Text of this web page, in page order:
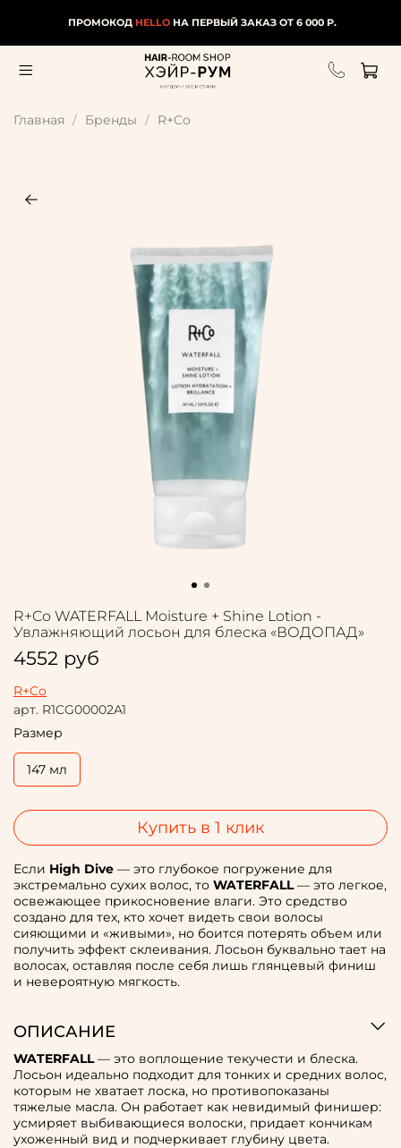
ПРОМОКОД HELLOНА ПЕРВЫЙ ЗАКАЗ ОТ 6 000 Р.
Главная Бренды R+Co
R+Co
арт. R1CG00002A1
R+Co WATERFALL Moisture + Shine Lotion -
Увлажняющий лосьон для блеска «ВОДОПАД»
4552 руб
Купить в 1 клик
Размер
147 мл
Если High Dive — это глубокое погружение для
экстремально сухих волос, то WATERFALL— это легкое,
освежающее прикосновение влаги. Это средство
создано для тех, кто хочет видеть свои волосы
сияющими и «живыми», но боится потерять объем или
получить эффект склеивания. Лосьон буквально тает на
волосах, оставляя после себя лишь глянцевый финиш
и невероятную мягкость.
ОПИСАНИЕ
WATERFALL— это воплощение текучести и блеска.
Лосьон идеально подходит для тонких и средних волос,
которым не хватает лоска, но противопоказаны
тяжелые масла. Он работает как невидимый финишер:
усмиряет выбивающиеся волоски, придает кончикам
ухоженный вид и подчеркивает глубину цвета.